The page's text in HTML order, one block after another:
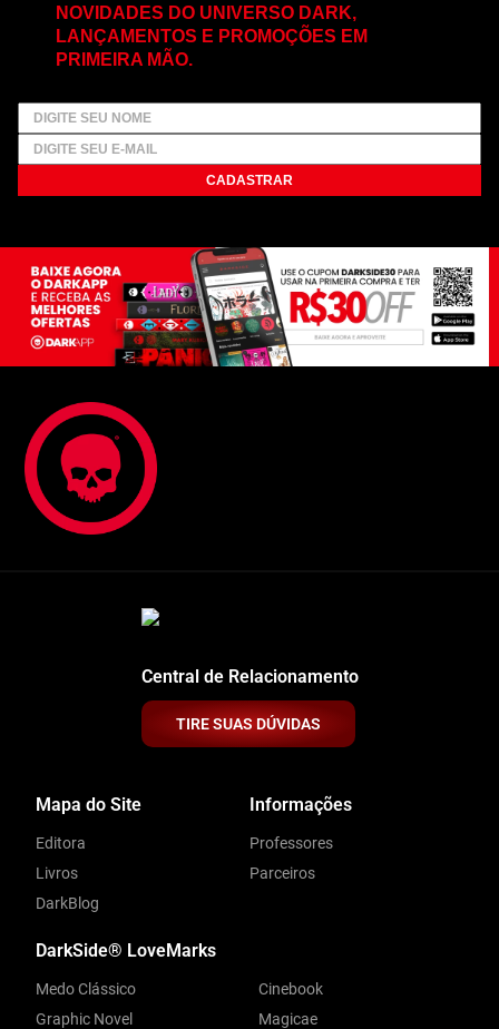
NOVIDADES DO UNIVERSO DARK,
LANÇAMENTOS E PROMOÇÕES EM
PRIMEIRA MÃO.
CADASTRAR
Central de Relacionamento
TIRE SUAS DÚVIDAS
Mapa do Site
Editora
Livros
DarkBlog
Informações
Professores
Parceiros
DarkSide® LoveMarks
Medo Clássico
Graphic Novel
Cinebook
Magicae